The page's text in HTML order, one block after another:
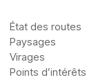
État des routes
Paysages
Virages
Points d’intérêts